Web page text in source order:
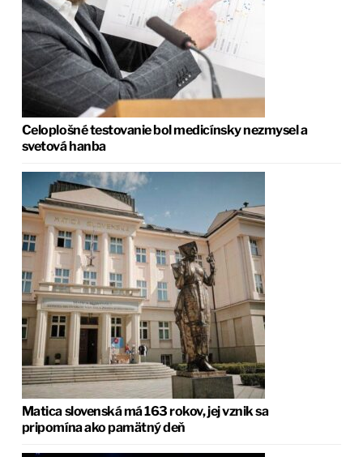
Celoplošné testovanie bol medicínsky nezmysel a
svetová hanba
Matica slovenská má 163 rokov, jej vznik sa
pripomína ako pamätný deň